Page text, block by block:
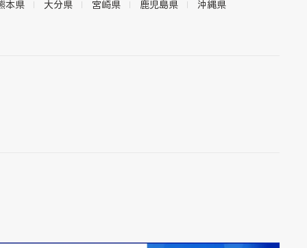
本県 大分県 宮崎県 鹿児島県 沖縄県